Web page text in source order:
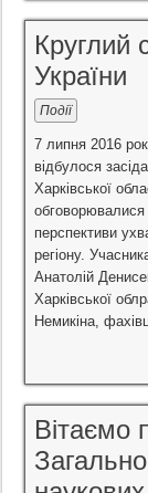
Круглий
України
Події
7 липня 2016
відбулося
Харківської
обговорювалися
перспективи
регіону.
Анатолій
Харківської
Немикіна,
Вітаємо